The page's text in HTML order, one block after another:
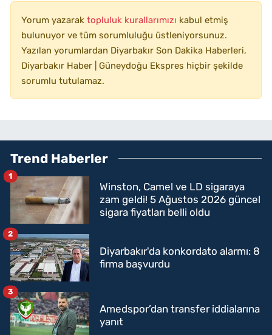
Yorum yazarak topluluk kurallarımızı kabul etmiş
bulunuyor ve tüm sorumluluğu üstleniyorsunuz.
Yazılan yorumlardan Diyarbakır Son Dakika Haberleri,
Diyarbakır Haber | Güneydoğu Ekspres hiçbir şekilde
sorumlu tutulamaz.
Trend Haberler
Winston, Camel ve LD sigaraya
zam geldi! 5 Ağustos 2026 güncel
sigara fiyatları belli oldu
1
Diyarbakır'da konkordato alarmı: 8
firma başvurdu
2
Amedspor’dan transfer iddialarına
yanıt
3